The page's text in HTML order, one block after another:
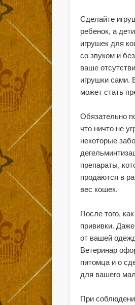
Сделайте
ребенок, а
игрушек для
со звуком и
ваше
игрушки сами.
может стать
Обязательно
что ничто не
некоторые
препараты,
продаются в
вес кошек.
После того,
прививки.
от вашей
Ветеринар
питомца и о
для вашего
При